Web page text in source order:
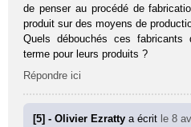
de penser au procédé de
produit sur des moyens de
Quels débouchés ces
terme pour leurs produits ?
Répondre ici
[5] - Olivier Ezrattya écrit le 8